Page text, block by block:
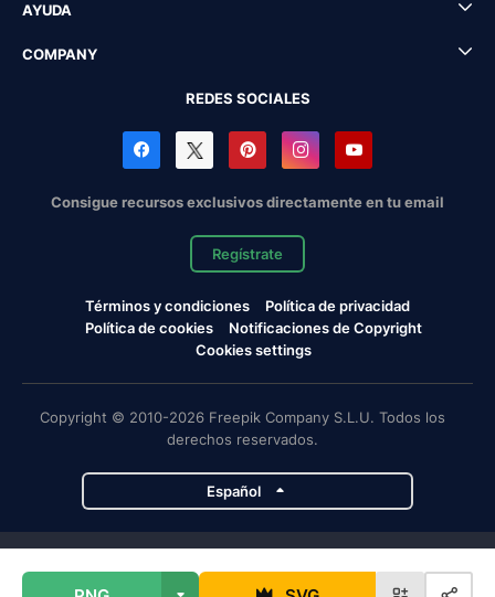
AYUDA
COMPANY
REDES SOCIALES
Consigue recursos exclusivos directamente en tu email
Regístrate
Términos y condiciones
Política de privacidad
Política de cookies
Notificaciones de Copyright
Cookies settings
Copyright © 2010-2026 Freepik Company S.L.U. Todos los
derechos reservados.
Español